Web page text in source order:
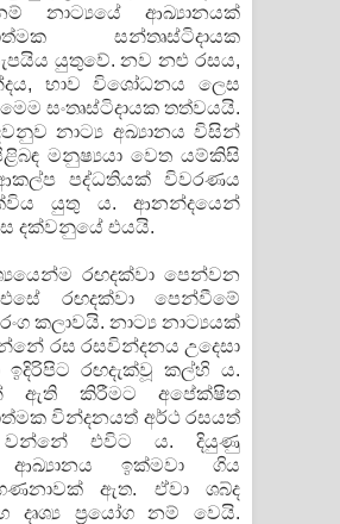
නාට්‍යයේ ආඛ්‍යානයක්
සන්තෘස්ටිදායක
යුතුවේ. නව නළු රසය,
භාව විශෝධනය ලෙස
සංතෘස්ටිදායක තත්වයයි.
නාට්‍ය අඛ්‍යානය විසින්
මනුෂ්‍යයා වෙත යම්කිසි
පද්ධතියක් විවරණය
යුතු ය. ආනන්දයෙන්
දක්වනුයේ එයයි.
රඟදක්වා පෙන්වන
රඟදක්වා පෙන්වීමේ
කලාවයි. නාට්‍ය නාට්‍යයක්
රස රසවින්දනය උදෙසා
ඉදිරිපිට රඟදැක්වූ කල්හි ය.
ඇති කිරීමට අපේක්ෂිත
වින්දනයත් අර්ථ රසයත්
වන්නේ එවිට ය. දියුණු
ආඛ්‍යානය ඉක්මවා ගිය
ඇත. ඒවා ශබ්ද
දෘශ්‍ය ප්‍රයෝග නම් වෙයි.